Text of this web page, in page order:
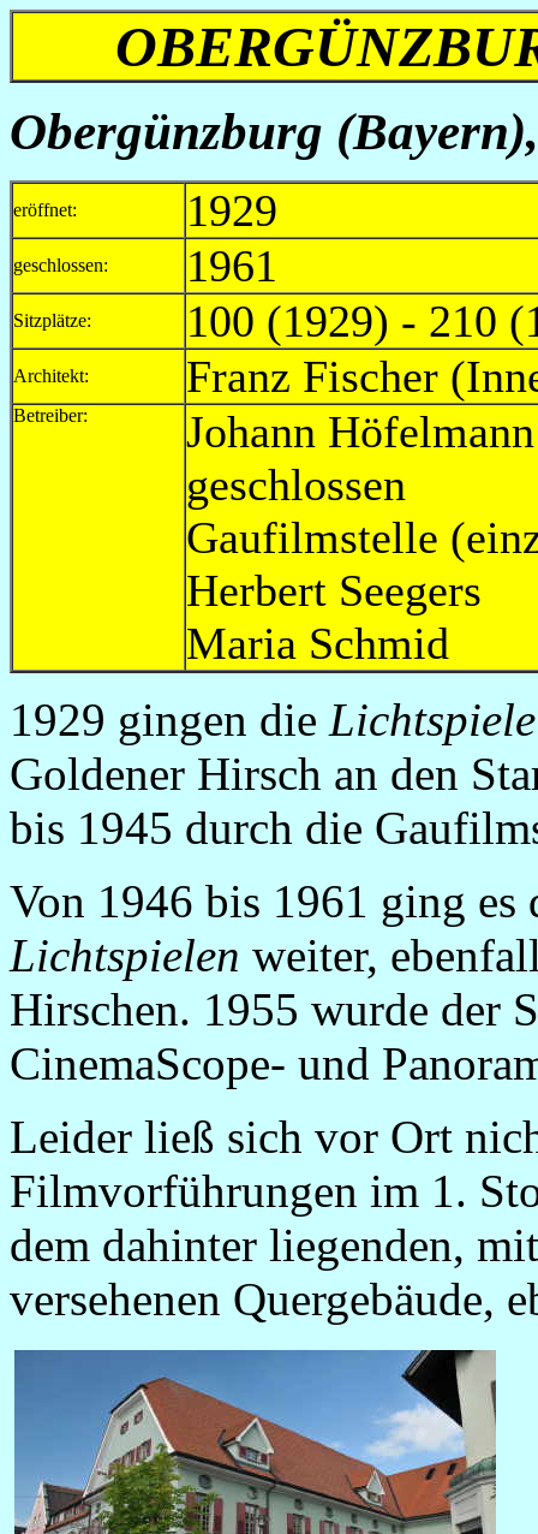
Obergünzburg
eröffnet: 1929
geschlossen: 1961
Sitzplätze: 100 (1929) - 210
Architekt: Franz Fischer
Betreiber:
Johann
Gaufilmstelle
Herbert
Maria
1929 gingen die
Goldener Hirsch an den
bis 1945 durch die
Von 1946 bis 1961 ging
Lichtspielen weiter,
Hirschen. 1955 wurde der
CinemaScope- und
Leider ließ sich vor Ort
Filmvorführungen im 1.
dem dahinter liegenden,
versehenen Quergebäude,